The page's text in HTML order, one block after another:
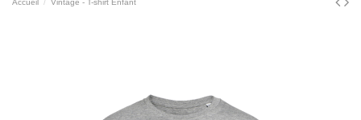
Accueil Vintage - T-shirt Enfant